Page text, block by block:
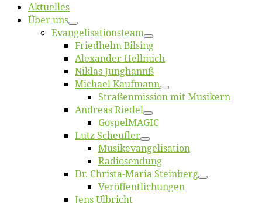
Ak­tu­el­les
Über uns
Evangelisa­tions­team
Fried­helm Bilsing
Alex­an­der Hellmich
Ni­klas Junghannß
Mi­cha­el Kaufmann
Straßenmis­sion mit Musikern
An­dre­as Riedel
Gos­pel­MA­GIC
Lutz Scheuf­ler
Musikevan­ge­li­sa­tion
Ra­dio­sen­dung
Dr. Chris­­ta-Ma­ria Steinberg
Ver­öf­fent­li­chun­gen
Jens Ulb­richt